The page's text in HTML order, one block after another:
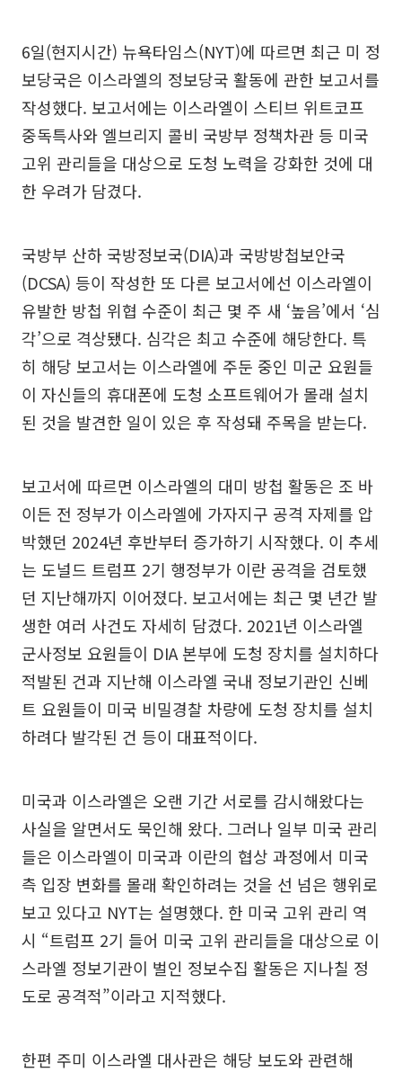
6일(현지시간) 뉴욕타임스(NYT)에 따르면 최근 미 정
보당국은 이스라엘의 정보당국 활동에 관한 보고서를
작성했다. 보고서에는 이스라엘이 스티브 위트코프
중독특사와 엘브리지 콜비 국방부 정책차관 등 미국
고위 관리들을 대상으로 도청 노력을 강화한 것에 대
한 우려가 담겼다.
국방부 산하 국방정보국(DIA)과 국방방첩보안국
(DCSA) 등이 작성한 또 다른 보고서에선 이스라엘이
유발한 방첩 위협 수준이 최근 몇 주 새 ‘높음’에서 ‘심
각’으로 격상됐다. 심각은 최고 수준에 해당한다. 특
히 해당 보고서는 이스라엘에 주둔 중인 미군 요원들
이 자신들의 휴대폰에 도청 소프트웨어가 몰래 설치
된 것을 발견한 일이 있은 후 작성돼 주목을 받는다.
보고서에 따르면 이스라엘의 대미 방첩 활동은 조 바
이든 전 정부가 이스라엘에 가자지구 공격 자제를 압
박했던 2024년 후반부터 증가하기 시작했다. 이 추세
는 도널드 트럼프 2기 행정부가 이란 공격을 검토했
던 지난해까지 이어졌다. 보고서에는 최근 몇 년간 발
생한 여러 사건도 자세히 담겼다. 2021년 이스라엘
군사정보 요원들이 DIA 본부에 도청 장치를 설치하다
적발된 건과 지난해 이스라엘 국내 정보기관인 신베
트 요원들이 미국 비밀경찰 차량에 도청 장치를 설치
하려다 발각된 건 등이 대표적이다.
미국과 이스라엘은 오랜 기간 서로를 감시해왔다는
사실을 알면서도 묵인해 왔다. 그러나 일부 미국 관리
들은 이스라엘이 미국과 이란의 협상 과정에서 미국
측 입장 변화를 몰래 확인하려는 것을 선 넘은 행위로
보고 있다고 NYT는 설명했다. 한 미국 고위 관리 역
시 “트럼프 2기 들어 미국 고위 관리들을 대상으로 이
스라엘 정보기관이 벌인 정보수집 활동은 지나칠 정
도로 공격적”이라고 지적했다.
한편 주미 이스라엘 대사관은 해당 보도와 관련해